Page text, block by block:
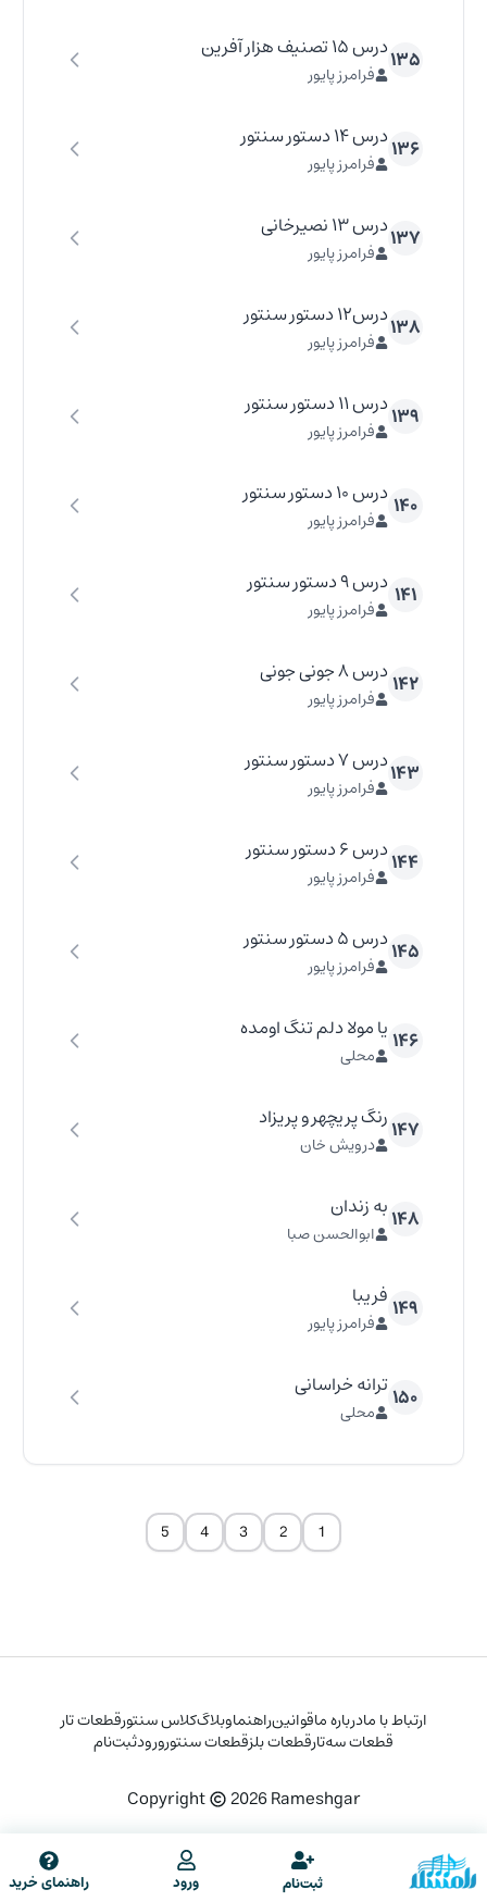
۱۳۵درس ۱۵ تصنیف هزار آفرین
فرامرز پایور
۱۳۶درس ۱۴ دستور سنتور
فرامرز پایور
۱۳۷درس ۱۳ نصیرخانی
فرامرز پایور
۱۳۸درس۱۲ دستور سنتور
فرامرز پایور
۱۳۹درس ۱۱ دستور سنتور
فرامرز پایور
۱۴۰ درس ۱۰ دستور سنتور
فرامرز پایور
۱۴۱ درس ۹ دستور سنتور
فرامرز پایور
۱۴۲درس ۸ جونی جونی
فرامرز پایور
۱۴۳درس ۷ دستور سنتور
فرامرز پایور
۱۴۴درس ۶ دستور سنتور
فرامرز پایور
۱۴۵درس ۵ دستور سنتور
فرامرز پایور
۱۴۶یا مولا دلم تنگ اومده
محلی
۱۴۷رنگ پریچهر و پریزاد
درویش خان
۱۴۸به زندان
ابوالحسن صبا
۱۴۹فریبا
فرامرز پایور
۱۵۰ترانه خراسانی
محلی
1
2
3
4
5
ارتباط با مادرباره ماقوانینراهنماوبلاگکلاس سنتورقطعات تار
قطعات سه‌تارقطعات بلزقطعات سنتورورودثبت‌نام
Copyright 2026Rameshgar
ثبت‌نام ورود راهنمای خرید